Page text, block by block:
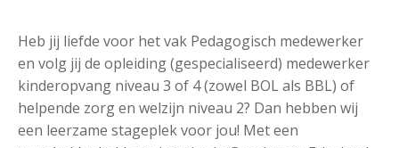
Heb jij liefde voor het vak Pedagogisch medewerker
en volg jij de opleiding (gespecialiseerd) medewerker
kinderopvang niveau 3 of 4 (zowel BOL als BBL) of
helpende zorg en welzijn niveau 2? Dan hebben wij
een leerzame stageplek voor jou! Met een